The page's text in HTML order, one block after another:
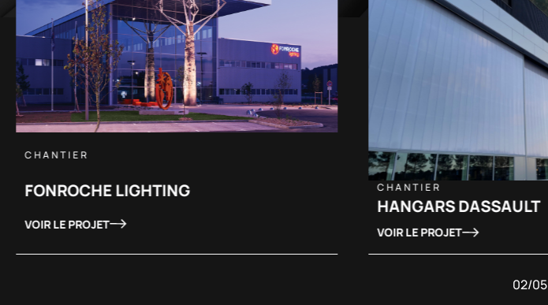
03/05
CHANTIER
VOIR LE PROJET
CHANTIER
HÔTEL COSMOS